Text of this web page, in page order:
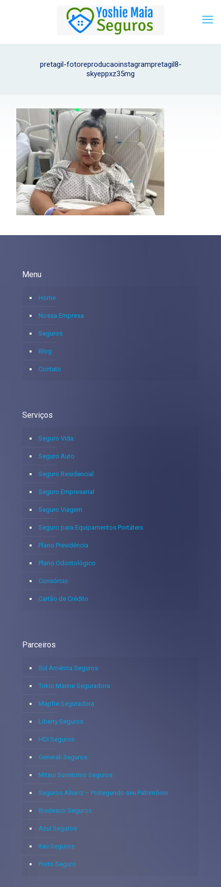
pretagil-fotoreproducaoinstagrampretagil8-
skyeppxz35mg
Menu
Home
Nossa Empresa
Seguros
Blog
Contato
Serviços
Seguro Vida
Seguro Auto
Seguro Residencial
Seguro Empresarial
Seguro Viagem
Seguro para Equipamentos Portáteis
Plano Previdência
Plano Odontológico
Consórcio
Cartão de Crédito
Parceiros
Sul América Seguros
Tokio Marine Seguradora
Mapfre Seguradora
Liberty Seguros
HDI Seguros
Generali Seguros
Mitsui Sumitomo Seguros
Seguros Allianz – Protegendo seu Patrimônio
Bradesco Seguros
Azul Seguros
Itaú Seguros
Porto Seguro